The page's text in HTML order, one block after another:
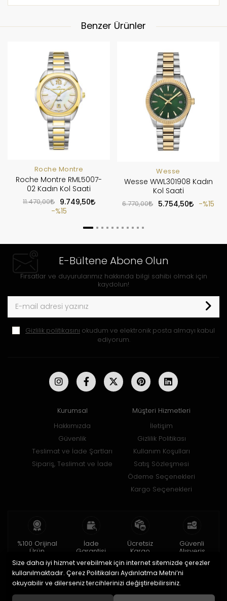
Benzer Ürünler
Roche Montre
Roche Montre RML5007-
02 Kadın Kol Saati
11.470,00
9.749,50
%15
Wesse
Wesse WWL301908 Kadın
Kol Saati
6.770,00 5.754,50 %15
E-Bültene Abone Olun
Fırsatlar ve duyurularımız hakkında bilgi sahibi olmak için
kaydolun!
Gizlilik politikasını okudum ve elektronik posta almayı kabul
ediyorum.
Kurumsal
Hakkımızda
Güvenlik
Teslimat ve İade Şartları
Sipariş, Teslimat ve İade
Müşteri Hizmetleri
İletişim
Gizlilik Politikası
Kullanım Koşulları
Satış Sözleşmesi
Ödeme Seçenekleri
Kargo Seçenekleri
%100 Orijinal
Ürün
2 yıl garanti
İade
Garantisi
15 gün içinde
iade
Ücretsiz
Kargo
150 TL ve üzeri
Güvenli
Alışveriş
256bit SSL ile
Size daha iyi hizmet verebilmek için internet sitemizde çerezler
kullanılmaktadır. Çerez Politikaları Aydınlatma Metni’ni
okuyabilir ve dilerseniz tercihlerinizi değiştirebilirsiniz.